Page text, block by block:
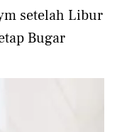
setelah Libur
Bugar